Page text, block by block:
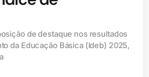
de destaque nos resultados
da Educação Básica (ldeb) 2025,